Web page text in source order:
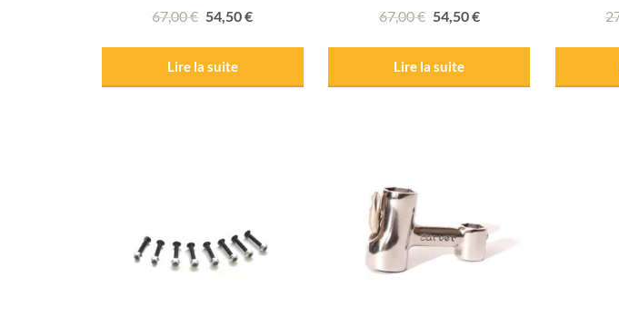
67,00€ 54,50€
Lire la suite
67,00€ 54,50€
Lire la suite